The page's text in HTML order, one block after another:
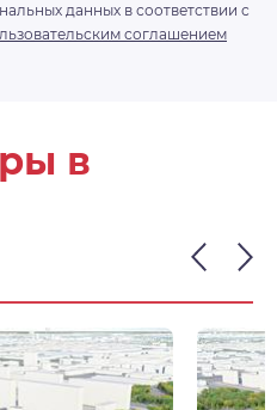
данных в соответствии с
соглашением
в